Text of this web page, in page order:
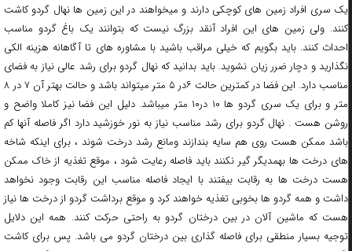
یک سری افراد زمین های کوچکی دارند و میخواهند در این زمین ها نهال گردو کاشت
کنند. ولی زمین های این افراد آنقد بزرگ نیست که بتوانند یک باغ گردو مناسب
احداث کنند. باید بگویم که خیلی مراقب باشید با مشاوره های تا آگاهانه هزینه الکی
نگذارید و دچار ضرر زیان نشوید. باید بدانید که نهال گردو برای رشد عالی نیاز به فضای
مناسب دارد. این فضا در کمترین حالت ۶در ۵ متر میتواند باشد و حالت بهتر آن ۷ در ۸
متر و برای یک سری گردو ها ۱۰ در۱۰ متر میباشد. دلیل این فضا نیز کاملا واضح و
روشن هست . نهال گردو برای رشد مناسب نیاز به نور خوزشید دارد اگر فاصله آنها کم
باشد ممکن هست روی هم سایه بندازند ومانع رشد درخت شوند ، برای اینکه شاخه
های درخت ها بهمدیگر گیر نکنند باید فاصله رعایت شود ، موقع تغذیه از خاک ممکن
هست درخت ها به رقابت بیفتند با ایجاد فاصله مناسب این رقابت وجود نخواهد
داشت و همه گردو ها بخوبی تغذیه خواهند کرد و موقع برداشت گردو از درخت ها نیاز
هست که ماشین آلان در بین درختان گردو به راحتی حرکت کنند. همه این دلایل
توجیه بسیار منطقی برای فاصله گذاری بین درختان گردو می باشد. پس برای کاشت